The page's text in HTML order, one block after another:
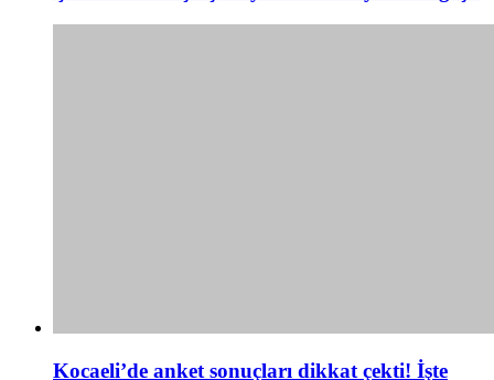
Kocaeli’de anket sonuçları dikkat çekti! İşte